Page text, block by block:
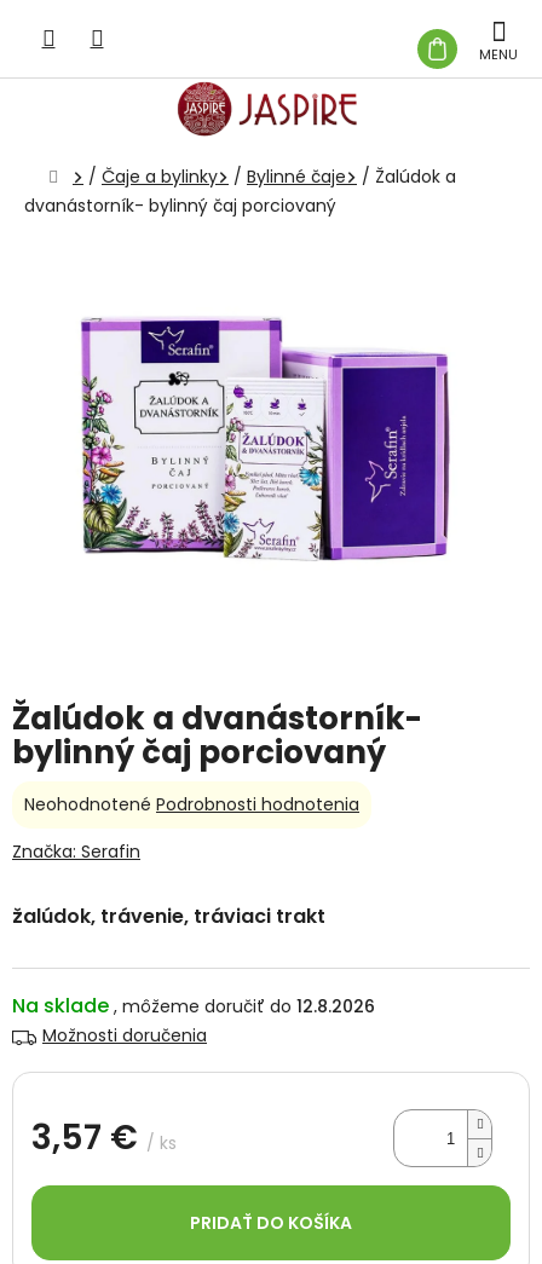
obsah
KOŠÍK
Domov
/ Čaje a bylinky / Bylinné čaje / Žalúdok a
dvanástorník- bylinný čaj porciovaný
Žalúdok a dvanástorník-
bylinný čaj porciovaný
Na sklade
12.8.2026
Možnosti doručenia
3,57 € / ks
cena:
PRIDAŤ DO KOŠÍKA
žalúdok, trávenie, tráviaci trakt
Priemerné
produktu
z
hviezdičiek.
Neohodnotené Podrobnosti hodnotenia
Značka: Serafin